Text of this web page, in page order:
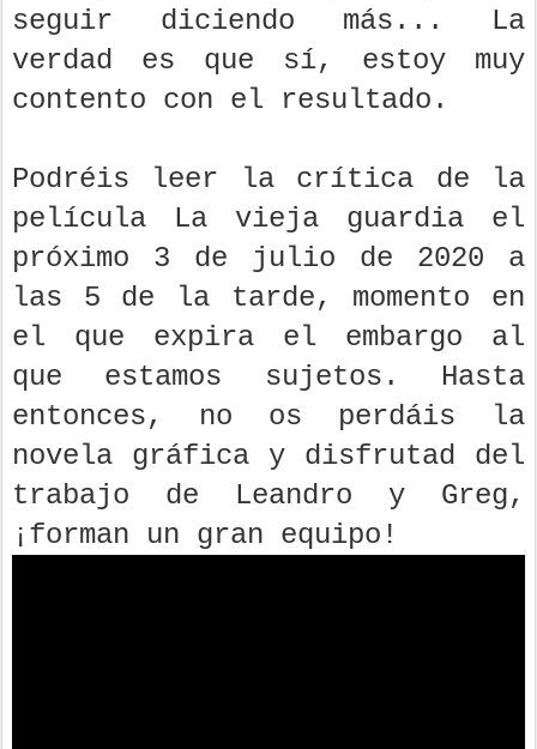
seguir diciendo más... La
verdad es que sí, estoy muy
contento con el resultado.
Podréis leer la crítica de la
película La vieja guardia el
próximo 3 de julio de 2020 a
las 5 de la tarde, momento en
el que expira el embargo al
que estamos sujetos. Hasta
entonces, no os perdáis la
novela gráfica y disfrutad del
trabajo de Leandro y Greg,
¡forman un gran equipo!